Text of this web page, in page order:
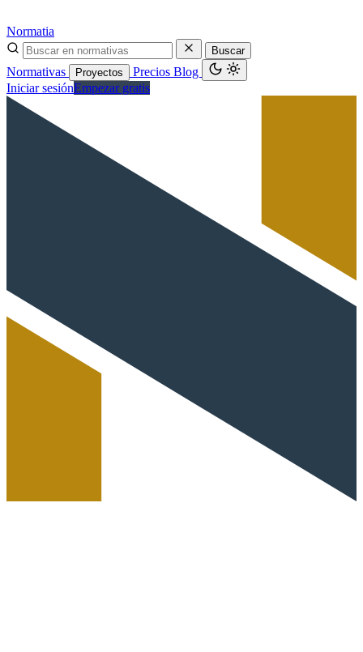
Normatia
Buscar
Normativas Proyectos Precios Blog
Iniciar sesiónEmpezar gratis